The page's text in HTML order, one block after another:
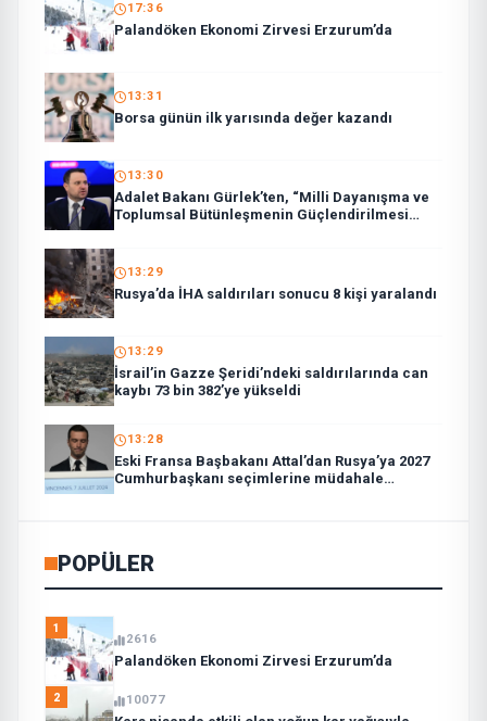
17:36
Palandöken Ekonomi Zirvesi Erzurum’da
13:31
Borsa günün ilk yarısında değer kazandı
13:30
Adalet Bakanı Gürlek’ten, “Milli Dayanışma ve
Toplumsal Bütünleşmenin Güçlendirilmesi
13:29
Rusya’da İHA saldırıları sonucu 8 kişi yaralandı
13:29
İsrail’in Gazze Şeridi’ndeki saldırılarında can
kaybı 73 bin 382’ye yükseldi
13:28
Eski Fransa Başbakanı Attal’dan Rusya’ya 2027
Cumhurbaşkanı seçimlerine müdahale
POPÜLER
1
2616
Palandöken Ekonomi Zirvesi Erzurum’da
2 10077